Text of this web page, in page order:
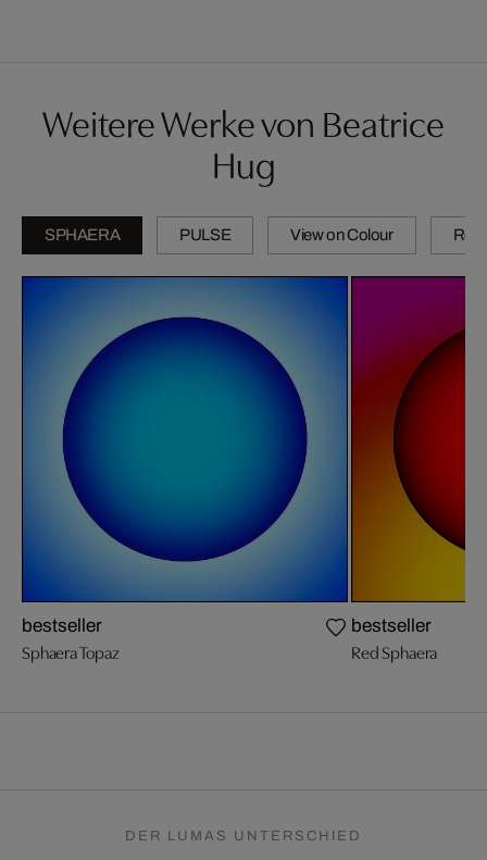
Weitere Werke von Beatrice
Hug
SPHAERA PULSE View on Colour
bestseller
Sphaera Topaz
bestseller
Red Sphaera
DER LUMAS UNTERSCHIED